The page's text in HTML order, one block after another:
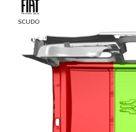
SCUDO